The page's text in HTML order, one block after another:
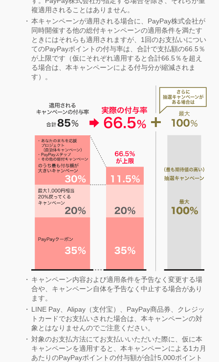
複適用されることはありません。
本キャンペーンが適用される場合に、PayPay株式会社が
同時開催する他の総付キャンペーンの適用条件を満たす
ときにはそれらも適用されますが、1回のお支払いについ
てのPayPayポイントの付与率は、合計で支払額の66.5％
が上限です（仮にそれぞれ適用すると合計66.5％を超え
る場合は、本キャンペーンによる付与分が縮減されま
す）。
キャンペーン内容および適用条件を予告なく変更する場
合や、キャンペーン自体を予告なく中止する場合があり
ます。
LINE Pay、Alipay（支付宝）、PayPay商品券、クレジッ
トカードでお支払いされた場合は、本キャンペーンの対
象とはなりませんのでご注意ください。
対象のお支払方法にてお支払いいただいた際に、仮に本
キャンペーンを適用すると、本キャンペーンによる1カ月
あたりのPayPayポイントの付与額が合計5,000ポイント